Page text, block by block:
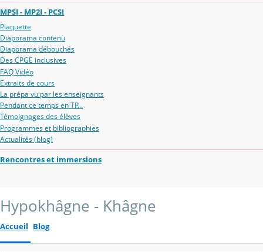
MPSI - MP2I - PCSI
Plaquette
Diaporama contenu
Diaporama débouchés
Des CPGE inclusives
FAQ Vidéo
Extraits de cours
La prépa vu par les enseignants
Pendant ce temps en TP...
Témoignages des élèves
Programmes et bibliographies
Actualités (blog)
Rencontres et immersions
Hypokhâgne - Khâgne
Accueil Blog